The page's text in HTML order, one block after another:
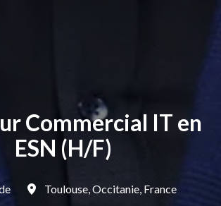
Commercial IT en
ESN (H/F)
Toulouse,Occitanie, France